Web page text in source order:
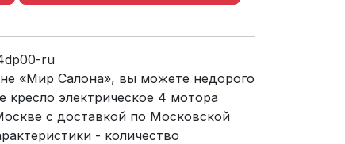
ru
«Мир Салона», вы можете недорого
кресло электрическое 4 мотора
с доставкой по Московской
- количество